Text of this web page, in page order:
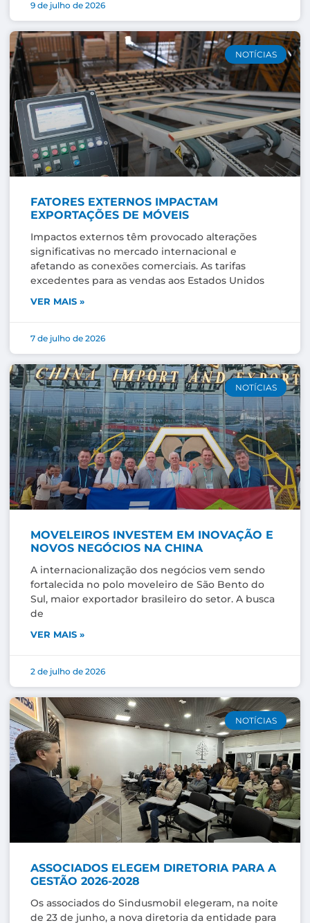
9 de julho de 2026
NOTÍCIAS
FATORES EXTERNOS IMPACTAM
EXPORTAÇÕES DE MÓVEIS
Impactos externos têm provocado alterações
significativas no mercado internacional e
afetando as conexões comerciais. As tarifas
excedentes para as vendas aos Estados Unidos
VER MAIS »
7 de julho de 2026
NOTÍCIAS
MOVELEIROS INVESTEM EM INOVAÇÃO E
NOVOS NEGÓCIOS NA CHINA
A internacionalização dos negócios vem sendo
fortalecida no polo moveleiro de São Bento do
Sul, maior exportador brasileiro do setor. A busca
de
VER MAIS »
2 de julho de 2026
NOTÍCIAS
ASSOCIADOS ELEGEM DIRETORIA PARA A
GESTÃO 2026-2028
Os associados do Sindusmobil elegeram, na noite
de 23 de junho, a nova diretoria da entidade para